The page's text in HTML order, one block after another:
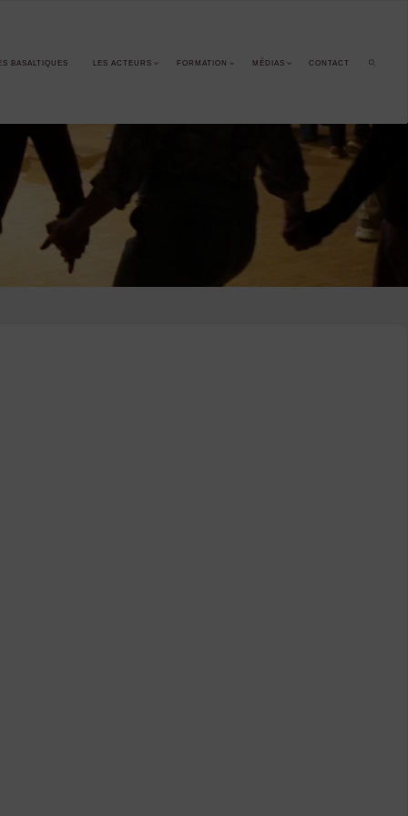
BASALTIQUES LES ACTEURS FORMATION MÉDIAS CONTACT